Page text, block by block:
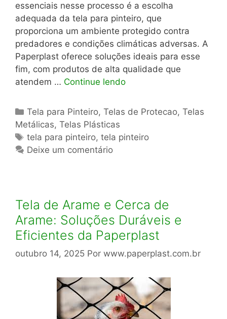
essenciais nesse processo é a escolha
adequada da tela para pinteiro, que
proporciona um ambiente protegido contra
predadores e condições climáticas adversas. A
Paperplast oferece soluções ideais para esse
fim, com produtos de alta qualidade que
atendem … Continue lendo
Categorias
Tela para Pinteiro,Telas de Protecao,Telas
Metálicas, Telas Plásticas
Tags
tela para pinteiro,tela pinteiro
Deixe um comentário
Tela de Arame e Cerca de
Arame: Soluções Duráveis e
Eficientes da Paperplast
outubro 14, 2025 Por www.paperplast.com.br